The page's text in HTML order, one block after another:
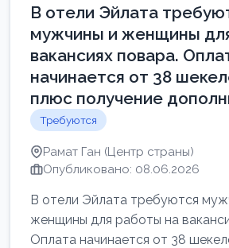
В отели Эйлата
мужчины и женщины
вакансиях повара.
начинается от 38
плюс получение
Требуются
Рамат Ган (Центр страны)
Опубликовано: 08.06.2026
В отели Эйлата требуются
женщины для работы на
Оплата начинается от 38